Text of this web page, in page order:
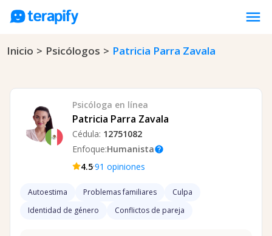
menu
Psicólogos en línea
Opiniones
Empresas
Preguntas frecuentes
Inicio > Psicólogos > Patricia Parra Zavala
Psicóloga en línea
Patricia Parra Zavala
Cédula: 12751082
Enfoque:Humanistahelp
4.5·91 opiniones
Autoestima Problemas familiares
Culpa
Identidad de género
Conflictos de pareja